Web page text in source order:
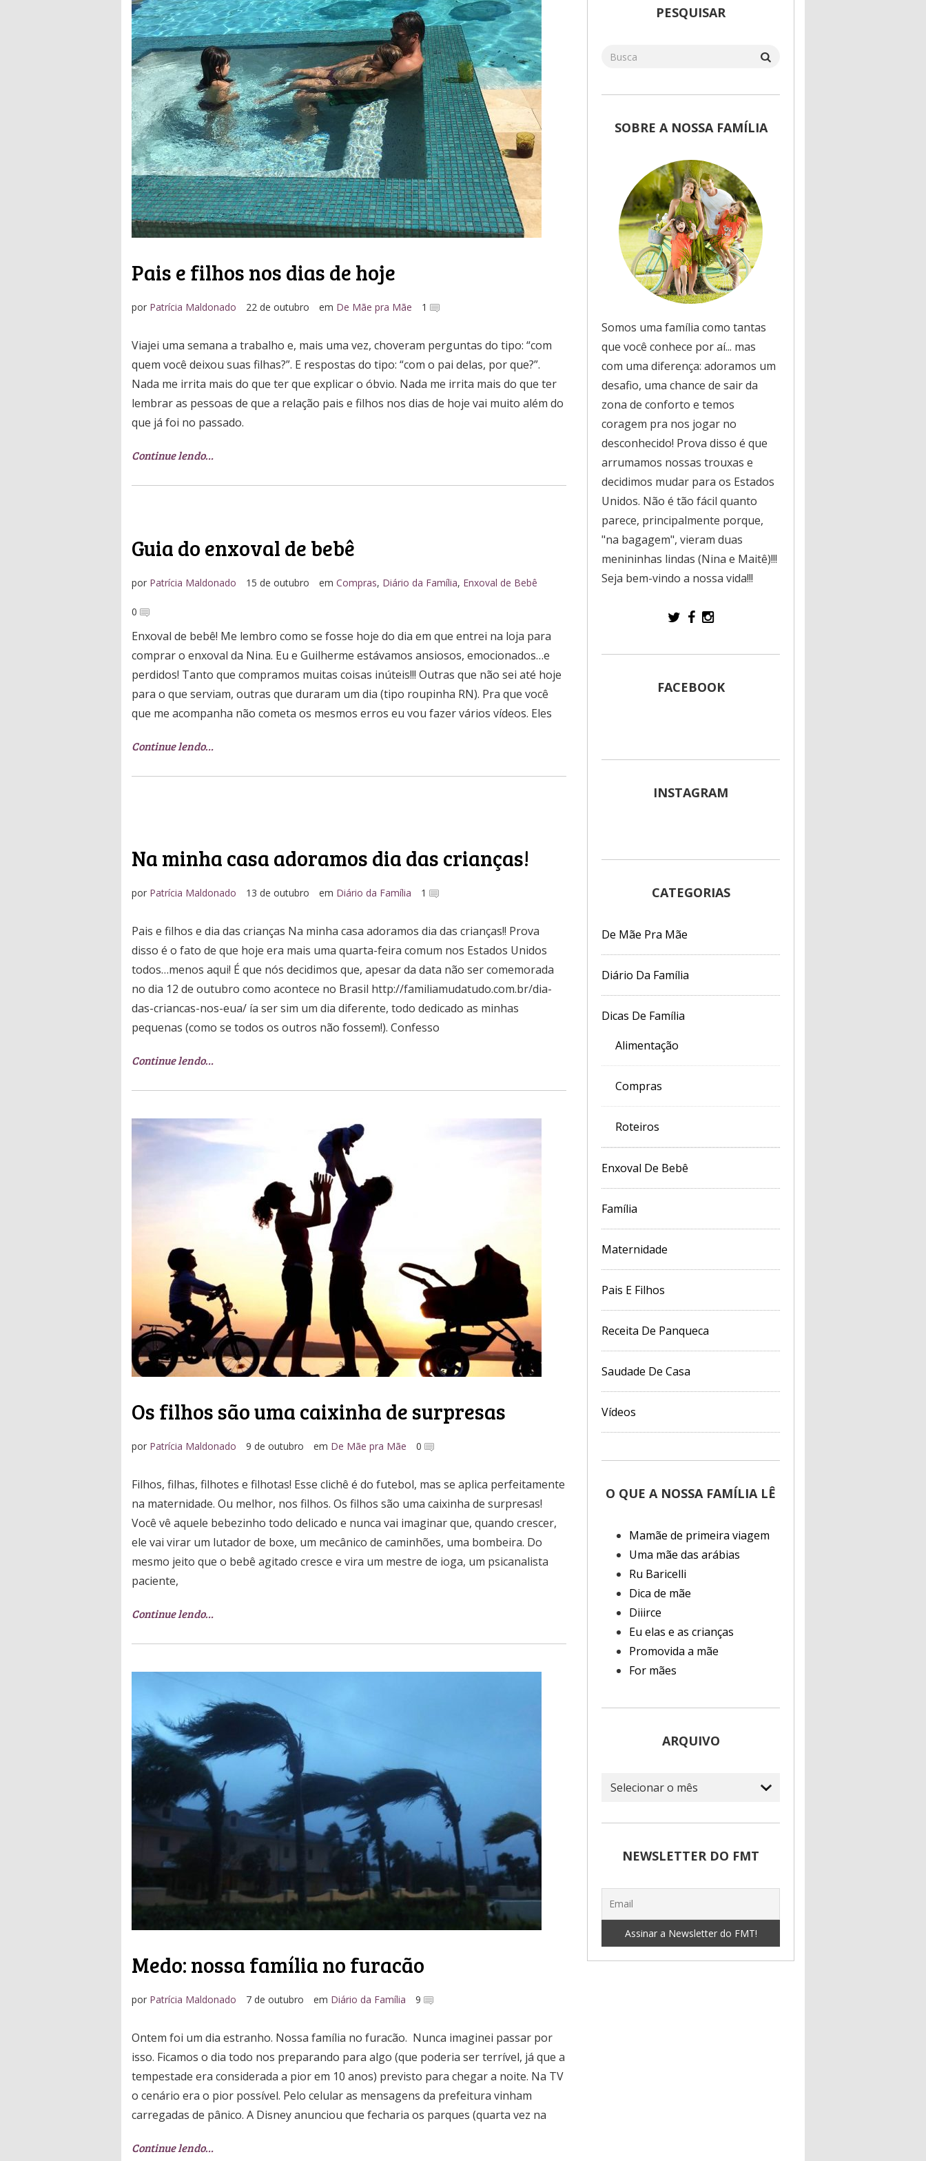
Pais e filhos nos dias de hoje
por Patrícia Maldonado 22 de outubro em De Mãe pra Mãe 1
Viajei uma semana a trabalho e, mais uma vez, choveram perguntas do tipo: “com
quem você deixou suas filhas?”. E respostas do tipo: “com o pai delas, por que?”.
Nada me irrita mais do que ter que explicar o óbvio. Nada me irrita mais do que ter
lembrar as pessoas de que a relação pais e filhos nos dias de hoje vai muito além do
que já foi no passado.
Continue lendo…
Guia do enxoval de bebê
por Patrícia Maldonado 15 de outubro em Compras, Diário da Família, Enxoval de Bebê
0
Enxoval de bebê! Me lembro como se fosse hoje do dia em que entrei na loja para
comprar o enxoval da Nina. Eu e Guilherme estávamos ansiosos, emocionados…e
perdidos! Tanto que compramos muitas coisas inúteis!!! Outras que não sei até hoje
para o que serviam, outras que duraram um dia (tipo roupinha RN). Pra que você
que me acompanha não cometa os mesmos erros eu vou fazer vários vídeos. Eles
Continue lendo…
Na minha casa adoramos dia das crianças!
por Patrícia Maldonado 13 de outubro em Diário da Família 1
Pais e filhos e dia das crianças Na minha casa adoramos dia das crianças!! Prova
disso é o fato de que hoje era mais uma quarta-feira comum nos Estados Unidos
todos…menos aqui! É que nós decidimos que, apesar da data não ser comemorada
no dia 12 de outubro como acontece no Brasil http://familiamudatudo.com.br/dia-
das-criancas-nos-eua/ ía ser sim um dia diferente, todo dedicado as minhas
pequenas (como se todos os outros não fossem!). Confesso
Continue lendo…
Os filhos são uma caixinha de surpresas
por Patrícia Maldonado 9 de outubro em De Mãe pra Mãe 0
Filhos, filhas, filhotes e filhotas! Esse clichê é do futebol, mas se aplica perfeitamente
na maternidade. Ou melhor, nos filhos. Os filhos são uma caixinha de surpresas!
Você vê aquele bebezinho todo delicado e nunca vai imaginar que, quando crescer,
ele vai virar um lutador de boxe, um mecânico de caminhões, uma bombeira. Do
mesmo jeito que o bebê agitado cresce e vira um mestre de ioga, um psicanalista
paciente,
Continue lendo…
Medo: nossa família no furacão
por Patrícia Maldonado 7 de outubro em Diário da Família 9
Ontem foi um dia estranho. Nossa família no furacão. Nunca imaginei passar por
isso. Ficamos o dia todo nos preparando para algo (que poderia ser terrível, já que a
tempestade era considerada a pior em 10 anos) previsto para chegar a noite. Na TV
o cenário era o pior possível. Pelo celular as mensagens da prefeitura vinham
carregadas de pânico. A Disney anunciou que fecharia os parques (quarta vez na
Continue lendo…
PESQUISAR
SOBRE A NOSSA FAMÍLIA
Somos uma família como tantas
que você conhece por aí... mas
com uma diferença: adoramos um
desafio, uma chance de sair da
zona de conforto e temos
coragem pra nos jogar no
desconhecido! Prova disso é que
arrumamos nossas trouxas e
decidimos mudar para os Estados
Unidos. Não é tão fácil quanto
parece, principalmente porque,
"na bagagem", vieram duas
menininhas lindas (Nina e Maitê)!!!
Seja bem-vindo a nossa vida!!!
FACEBOOK
INSTAGRAM
CATEGORIAS
De Mãe Pra Mãe
Diário Da Família
Dicas De Família
Alimentação
Compras
Roteiros
Enxoval De Bebê
Família
Maternidade
Pais E Filhos
Receita De Panqueca
Saudade De Casa
Vídeos
O QUE A NOSSA FAMÍLIA LÊ
Mamãe de primeira viagem
Uma mãe das arábias
Ru Baricelli
Dica de mãe
Diiirce
Eu elas e as crianças
Promovida a mãe
For mães
ARQUIVO
Arquivo
NEWSLETTER DO FMT